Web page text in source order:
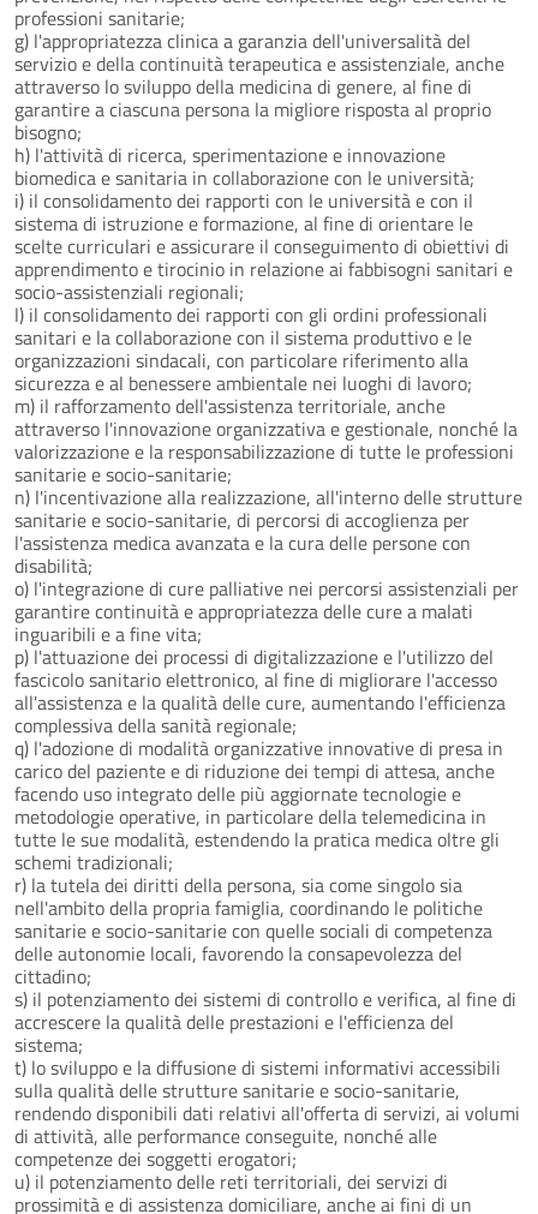
professioni sanitarie;
g) l'appropriatezza clinica a garanzia dell'universalità del
servizio e della continuità terapeutica e assistenziale, anche
attraverso lo sviluppo della medicina di genere, al fine di
garantire a ciascuna persona la migliore risposta al proprio
bisogno;
h) l'attività di ricerca, sperimentazione e innovazione
biomedica e sanitaria in collaborazione con le università;
i) il consolidamento dei rapporti con le università e con il
sistema di istruzione e formazione, al fine di orientare le
scelte curriculari e assicurare il conseguimento di obiettivi di
apprendimento e tirocinio in relazione ai fabbisogni sanitari e
socio-assistenziali regionali;
l) il consolidamento dei rapporti con gli ordini professionali
sanitari e la collaborazione con il sistema produttivo e le
organizzazioni sindacali, con particolare riferimento alla
sicurezza e al benessere ambientale nei luoghi di lavoro;
m) il rafforzamento dell'assistenza territoriale, anche
attraverso l'innovazione organizzativa e gestionale, nonché la
valorizzazione e la responsabilizzazione di tutte le professioni
sanitarie e socio-sanitarie;
n) l'incentivazione alla realizzazione, all'interno delle strutture
sanitarie e socio-sanitarie, di percorsi di accoglienza per
l'assistenza medica avanzata e la cura delle persone con
disabilità;
o) l'integrazione di cure palliative nei percorsi assistenziali per
garantire continuità e appropriatezza delle cure a malati
inguaribili e a fine vita;
p) l'attuazione dei processi di digitalizzazione e l'utilizzo del
fascicolo sanitario elettronico, al fine di migliorare l'accesso
all'assistenza e la qualità delle cure, aumentando l'efficienza
complessiva della sanità regionale;
q) l'adozione di modalità organizzative innovative di presa in
carico del paziente e di riduzione dei tempi di attesa, anche
facendo uso integrato delle più aggiornate tecnologie e
metodologie operative, in particolare della telemedicina in
tutte le sue modalità, estendendo la pratica medica oltre gli
schemi tradizionali;
r) la tutela dei diritti della persona, sia come singolo sia
nell'ambito della propria famiglia, coordinando le politiche
sanitarie e socio-sanitarie con quelle sociali di competenza
delle autonomie locali, favorendo la consapevolezza del
cittadino;
s) il potenziamento dei sistemi di controllo e verifica, al fine di
accrescere la qualità delle prestazioni e l'efficienza del
sistema;
t) lo sviluppo e la diffusione di sistemi informativi accessibili
sulla qualità delle strutture sanitarie e socio-sanitarie,
rendendo disponibili dati relativi all'offerta di servizi, ai volumi
di attività, alle performance conseguite, nonché alle
competenze dei soggetti erogatori;
u) il potenziamento delle reti territoriali, dei servizi di
prossimità e di assistenza domiciliare, anche ai fini di un